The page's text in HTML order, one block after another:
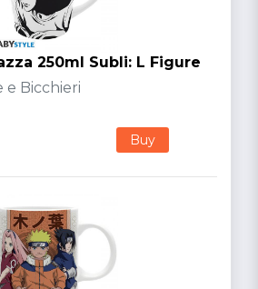
250ml Subli: L Figure
e Bicchieri
Buy